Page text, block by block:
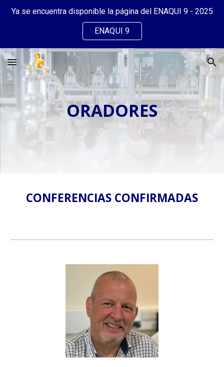
Ya se encuentra disponible la página del ENAQUI 9 - 2025
ENAQUI 9
ORADORES
CONFERENCIAS CONFIRMADAS